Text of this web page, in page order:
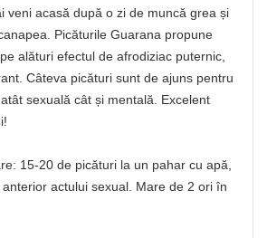
veni acasă după o zi de muncă grea și
Picăturile Guarana propune
alături efectul de afrodiziac puternic,
Câteva picături sunt de ajuns pentru
sexuală cât și mentală. Excelent
15-20 de picături la un pahar cu apă,
actului sexual. Mare de 2 ori în